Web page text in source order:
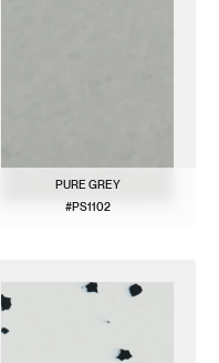
PURE GREY
#PS1102